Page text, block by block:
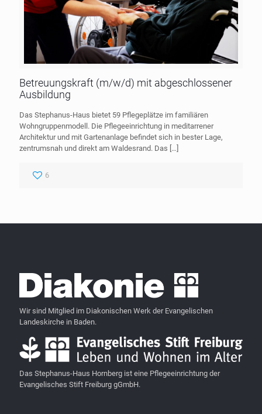
Betreuungskraft (m/w/d) mit abgeschlossener
Ausbildung
Das Stephanus-Haus bietet 59 Pflegeplätze im familiären
Wohngruppenmodell. Die Pflegeeinrichtung in meditarrener
Architektur und mit Gartenanlage befindet sich in bester Lage,
zentrumsnah und direkt am Waldesrand. Das […]
6
Wir sind Mitglied im Diakonischen Werk der Evangelischen
Landeskirche in Baden.
Das Stephanus-Haus Hornberg ist eine Pflegeeinrichtung der
Evangelisches Stift Freiburg gGmbH.